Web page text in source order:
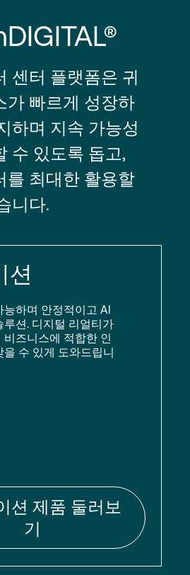
센터 플랫폼은 귀
가 빠르게 성장하
하며 지속 가능성
수 있도록 돕고,
를 최대한 활용할
니다.
션
능하며 안정적이고 AI
루션. 디지털 리얼티가
비즈니스에 적합한 인
을 수 있게 도와드립니
션 제품 둘러보
기